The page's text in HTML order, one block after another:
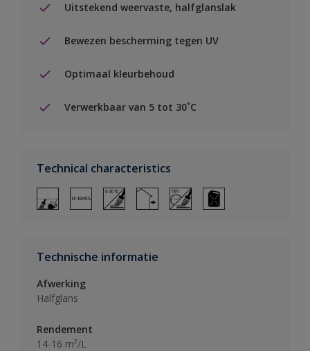
Uitstekend weervaste, halfglanslak
Bewezen bescherming tegen UV
Optimaal kleurbehoud
Verwerkbaar van 5 tot 30˚C
Technical characteristics
Technische informatie
Afwerking
Halfglans
Rendement
14-16 m²/L